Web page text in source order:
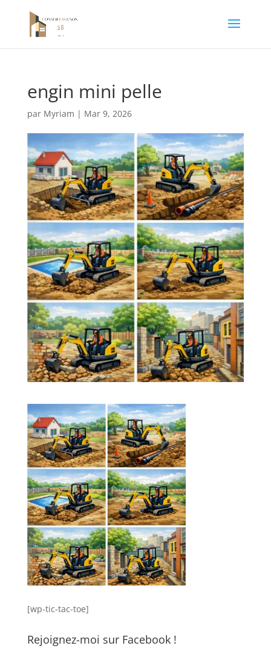
engin mini pelle
par Myriam | Mar 9, 2026
[wp-tic-tac-toe]
Rejoignez-moi sur Facebook !